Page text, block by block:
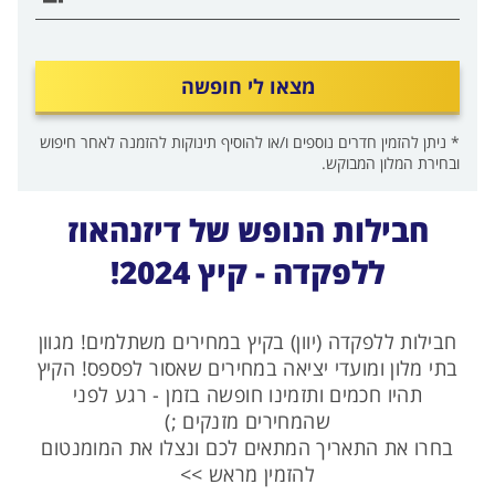
מצאו לי חופשה
* ניתן להזמין חדרים נוספים ו/או להוסיף תינוקות להזמנה לאחר חיפוש
ובחירת המלון המבוקש.
חבילות הנופש של דיזנהאוז
ללפקדה - קיץ 2024!
חבילות ללפקדה (יוון) בקיץ במחירים משתלמים! מגוון
בתי מלון ומועדי יציאה במחירים שאסור לפספס! הקיץ
תהיו חכמים ותזמינו חופשה בזמן - רגע לפני
שהמחירים מזנקים ;)
בחרו את התאריך המתאים לכם ונצלו את המומנטום
להזמין מראש >>